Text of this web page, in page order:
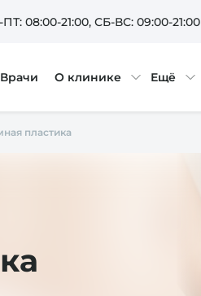
08:00-21:00, СБ-ВС: 09:00-21:00
Врачи О клинике Ещё
пластика